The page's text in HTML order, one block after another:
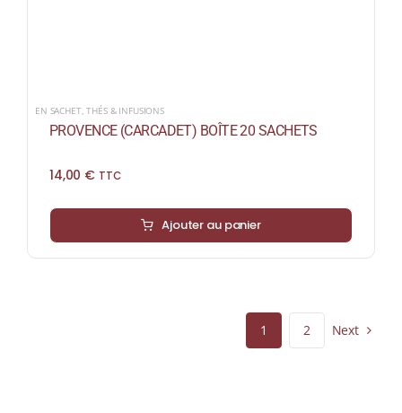
EN SACHET,THÉS & INFUSIONS
PROVENCE (CARCADET) BOÎTE 20 SACHETS
14,00 € TTC
Ajouter au panier
1 2 Next